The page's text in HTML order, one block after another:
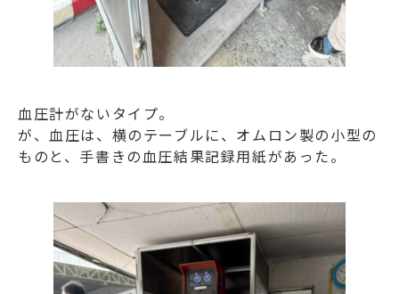
血圧計がないタイプ。
が、血圧は、横のテーブルに、オムロン製の小型の
ものと、手書きの血圧結果記録用紙があった。